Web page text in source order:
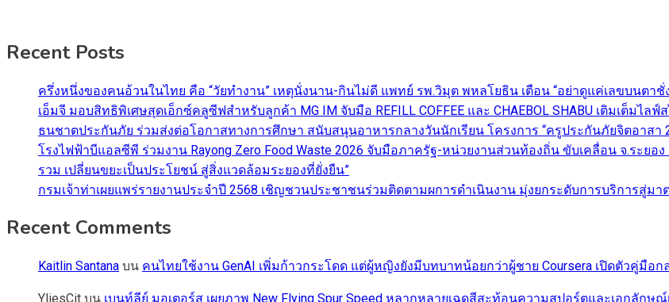
Recent Posts
ครึ่งหนึ่งของคนอ้วนในไทย คือ “วัยทำงาน” เหตุนั่งนาน-กินไม่ดี แพทย์ รพ.วิมุต พหลโยธิน เตือน “อย่าดูแค่เลขบนตาชั่
เอ็มจี มอบสิทธิพิเศษสุดเอ็กซ์คลูซีฟสำหรับลูกค้า MG IM จับมือ REFILL COFFEE และ CHAEBOL SHABU เติมเต็มไลฟ์
ธนชาตประกันภัย ร่วมส่งต่อโอกาสทางการศึกษา สนับสนุนอาหารกลางวันนักเรียน โครงการ “ครูประกันภัยจิตอาสา
โรงไฟฟ้าบีแอลซีพี ร่วมงาน Rayong Zero Food Waste 2026 จับมือภาครัฐ-หน่วยงานส่วนท้องถิ่น ขับเคลื่อน จ.ระยอ
รวม เปลี่ยนขยะเป็นประโยชน์ สู่สิ่งแวดล้อมระยองที่ยั่งยืน”
กรมเจ้าท่าเผยแพร่รายงานประจำปี 2568 เชิญชวนประชาชนร่วมติดตามผการดำเนินงาน มุ่งยกระดับการบริการสู่
Recent Comments
Kaitlin Santana บน คนไทยใช้งาน GenAI เพิ่มก้าวกระโดด แต่ผู้หญิงยังมีบทบาทน้อยกว่าผู้ชาย Coursera เปิดตัวคู่มือ
YliesCit บน เบนท์ลีย์ มอเตอร์ส เผยภาพ New Flying Spur Speed หลากหลายเฉดสีสะท้อนความสปอร์ตและเอกลักษณ์